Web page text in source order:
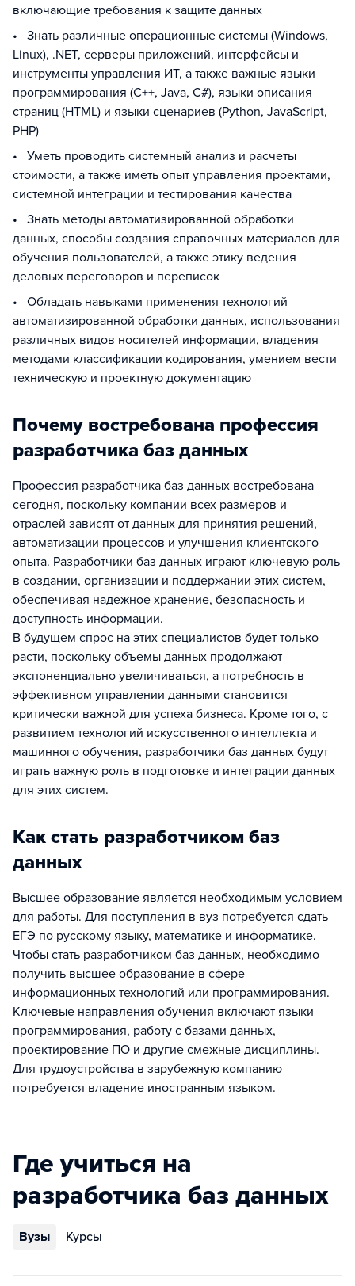
включающие требования к защите данных
• Знать различные операционные системы (Windows,
Linux), .NET, серверы приложений, интерфейсы и
инструменты управления ИТ, а также важные языки
программирования (C++, Java, C#), языки описания
страниц (HTML) и языки сценариев (Python, JavaScript,
PHP)
• Уметь проводить системный анализ и расчеты
стоимости, а также иметь опыт управления проектами,
системной интеграции и тестирования качества
• Знать методы автоматизированной обработки
данных, способы создания справочных материалов для
обучения пользователей, а также этику ведения
деловых переговоров и переписок
• Обладать навыками применения технологий
автоматизированной обработки данных, использования
различных видов носителей информации, владения
методами классификации кодирования, умением вести
техническую и проектную документацию
Почему востребована профессия
разработчика баз данных
Профессия разработчика баз данных востребована
сегодня, поскольку компании всех размеров и
отраслей зависят от данных для принятия решений,
автоматизации процессов и улучшения клиентского
опыта. Разработчики баз данных играют ключевую роль
в создании, организации и поддержании этих систем,
обеспечивая надежное хранение, безопасность и
доступность информации.
В будущем спрос на этих специалистов будет только
расти, поскольку объемы данных продолжают
экспоненциально увеличиваться, а потребность в
эффективном управлении данными становится
критически важной для успеха бизнеса. Кроме того, с
развитием технологий искусственного интеллекта и
машинного обучения, разработчики баз данных будут
играть важную роль в подготовке и интеграции данных
для этих систем.
Как стать разработчиком баз
данных
Высшее образование является необходимым условием
для работы. Для поступления в вуз потребуется сдать
ЕГЭ по русскому языку, математике и информатике.
Чтобы стать разработчиком баз данных, необходимо
получить высшее образование в сфере
информационных технологий или программирования.
Ключевые направления обучения включают языки
программирования, работу с базами данных,
проектирование ПО и другие смежные дисциплины.
Для трудоустройства в зарубежную компанию
потребуется владение иностранным языком.
Где учиться на
разработчика баз данных
Вузы Курсы